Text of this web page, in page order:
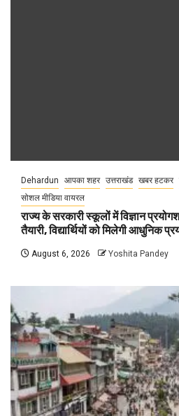
Dehardun आपका शहर उत्तराखंड खबर हटकर
सोशल मीडिया वायरल
राज्य के सरकारी स्कूलों में विज्ञान
तैयारी, विद्यार्थियों को मिलेगी आधुनिक
August 6, 2026 Yoshita Pandey